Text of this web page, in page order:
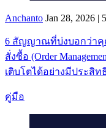
Anchanto Jan 28, 2026 |
6 สัญญาณที่บ่งบอกว่าคุ
สั่งซื้อ (Order
เติบโตได้อย่างมีประสิท
คู่มือ